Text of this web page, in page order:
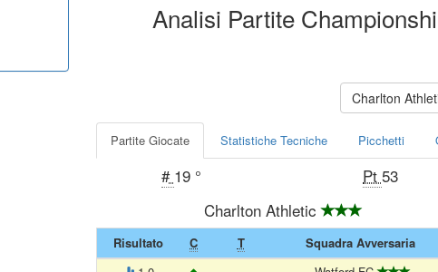
Analisi Partite
Partite Giocate Statistiche Tecniche Picchetti
# 19 ° Pt53
Charlton Athletic
Risultato C T
Squadra Avversaria